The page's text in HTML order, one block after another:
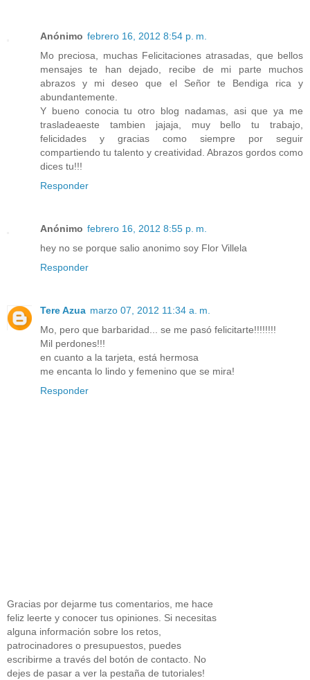
Anónimo febrero 16, 2012 8:54 p. m.
Mo preciosa, muchas Felicitaciones atrasadas, que bellos
mensajes te han dejado, recibe de mi parte muchos
abrazos y mi deseo que el Señor te Bendiga rica y
abundantemente.
Y bueno conocia tu otro blog nadamas, asi que ya me
trasladeaeste tambien jajaja, muy bello tu trabajo,
felicidades y gracias como siempre por seguir
compartiendo tu talento y creatividad. Abrazos gordos como
dices tu!!!
Responder
Anónimo febrero 16, 2012 8:55 p. m.
hey no se porque salio anonimo soy Flor Villela
Responder
Tere Azua marzo 07, 2012 11:34 a. m.
Mo, pero que barbaridad... se me pasó felicitarte!!!!!!!!
Mil perdones!!!
en cuanto a la tarjeta, está hermosa
me encanta lo lindo y femenino que se mira!
Responder
Gracias por dejarme tus comentarios, me hace
feliz leerte y conocer tus opiniones. Si necesitas
alguna información sobre los retos,
patrocinadores o presupuestos, puedes
escribirme a través del botón de contacto. No
dejes de pasar a ver la pestaña de tutoriales!